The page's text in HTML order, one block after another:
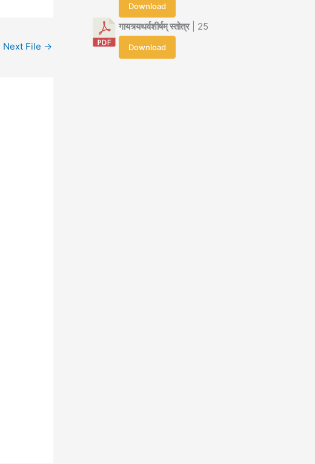
Next File →
Download
गायत्र्यथर्वशीर्षम् स्तोत्र| 25
Download